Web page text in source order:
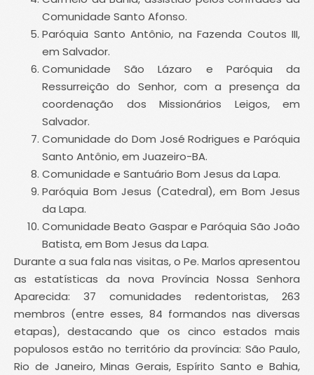
Comunidade Santo Afonso.
Paróquia Santo Antônio, na Fazenda Coutos III,
em Salvador.
Comunidade São Lázaro e Paróquia da
Ressurreição do Senhor, com a presença da
coordenação dos Missionários Leigos, em
Salvador.
Comunidade do Dom José Rodrigues e Paróquia
Santo Antônio, em Juazeiro-BA.
Comunidade e Santuário Bom Jesus da Lapa.
Paróquia Bom Jesus (Catedral), em Bom Jesus
da Lapa.
Comunidade Beato Gaspar e Paróquia São João
Batista, em Bom Jesus da Lapa.
Durante a sua fala nas visitas, o Pe. Marlos apresentou
as estatísticas da nova Província Nossa Senhora
Aparecida: 37 comunidades redentoristas, 263
membros (entre esses, 84 formandos nas diversas
etapas), destacando que os cinco estados mais
populosos estão no território da província: São Paulo,
Rio de Janeiro, Minas Gerais, Espírito Santo e Bahia,